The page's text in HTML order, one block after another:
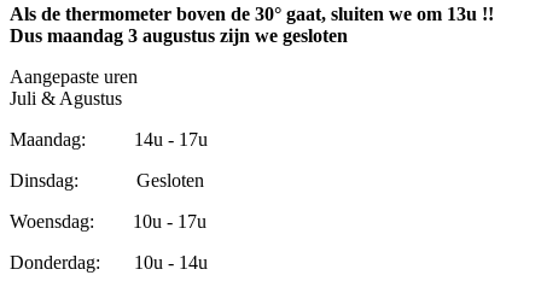
Als de thermometer boven de 30° gaat, sluiten we om 13u !!
Dus maandag 3 augustus zijn we gesloten
Aangepaste uren
Juli & Agustus
Maandag: 14u - 17u
Dinsdag: Gesloten
Woensdag: 10u - 17u
Donderdag: 10u - 14u